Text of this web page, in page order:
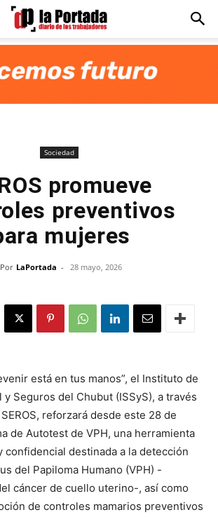
Sociedad
promueve
preventivos
mujeres
Por LaPortada - 28 mayo, 2026
está en tus manos”, el Instituto de
y Seguros del Chubut (ISSyS), a través
reforzará desde este 28 de
de Autotest de VPH, una herramienta
confidencial destinada a la detección
del Papiloma Humano (VPH) -
cáncer de cuello uterino-, así como
de controles mamarios preventivos